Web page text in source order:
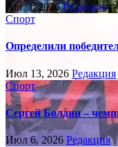
Авг 3, 2026Редакция
Спорт
Определили
Июл 13, 2026 Редакция
Спорт
Сергей Болдин –
Июл 6, 2026 Редакция